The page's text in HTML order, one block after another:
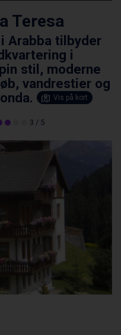
Teresa
Arabba tilbyder
i
stil, moderne
vandrestier og
Vis på kort
3 / 5